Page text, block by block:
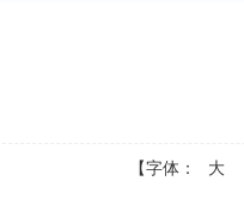
【字体： 大